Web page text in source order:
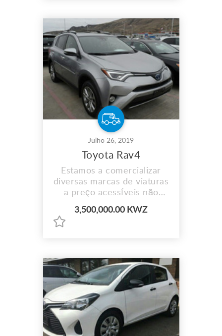
Julho 26, 2019
Toyota Rav4
Estamos a comercializar
diversas marcas de viaturas
a preço acessíveis não
pagamento por prestação e
3,500,000.00 KWZ